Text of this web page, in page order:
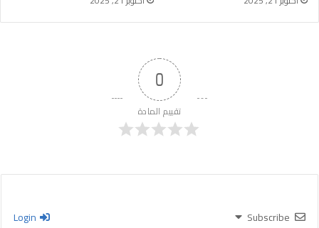
0
تقييم المادة
Subscribe